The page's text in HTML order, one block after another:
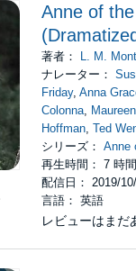
Anne of
著者：
L. M.
ナレーター：
Friday,Anna
Colonna
Hoffman ,Ted
シリーズ：Anne
再生時間： 7 時
配信日： 2019/
言語： 英語
レビューはまだ